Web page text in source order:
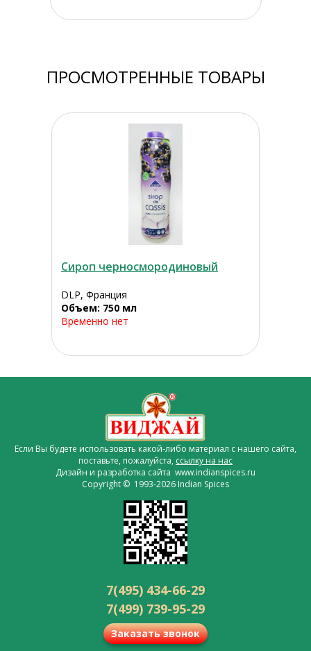
ПРОСМОТРЕННЫЕ ТОВАРЫ
Сироп черносмородиновый
DLP, Франция
Объем: 750 мл
Временно нет
Если Вы будете использовать какой-либо материал с нашего сайта,
поставьте, пожалуйста, ссылку на нас
Дизайн и разработка сайта www.indianspices.ru
Copyright © 1993-2026 Indian Spices
7(495) 434-66-29
7(499) 739-95-29
Заказать звонок